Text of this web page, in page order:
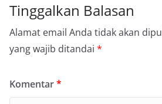
Tinggalkan Balasan
Alamat email Anda tidak akan
yang wajib ditandai *
Komentar*